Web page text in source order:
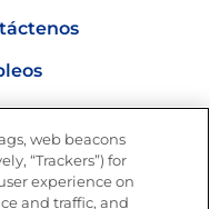
web beacons
“Trackers”) for
experience on
and traffic, and